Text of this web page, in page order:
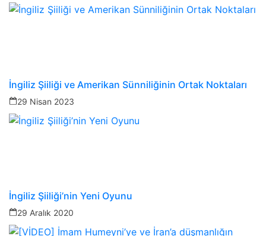
İngiliz Şiiliği ve Amerikan Sünniliğinin Ortak Noktaları
29 Nisan 2023
İngiliz Şiiliği’nin Yeni Oyunu
29 Aralık 2020